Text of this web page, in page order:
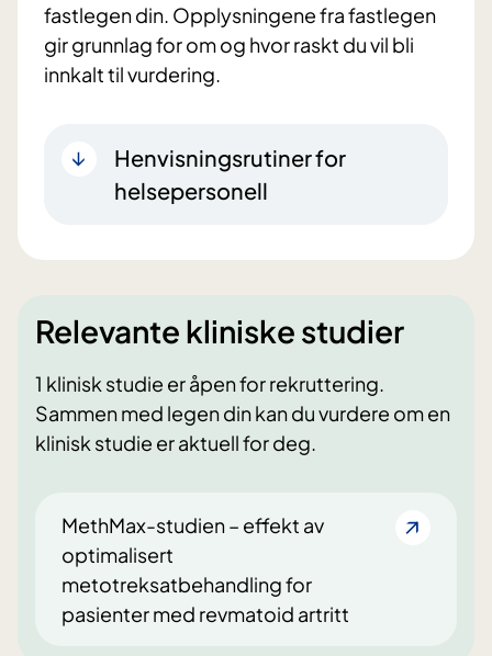
fastlegen din. Opplysningene fra fastlegen
gir grunnlag for om og hvor raskt du vil bli
innkalt til vurdering.
Henvisningsrutiner for
helsepersonell
Relevante kliniske studier
1 klinisk studie er åpen for rekruttering.
Sammen med legen din kan du vurdere om en
klinisk studie er aktuell for deg.
MethMax-studien – effekt av
optimalisert
metotreksatbehandling for
pasienter med revmatoid artritt